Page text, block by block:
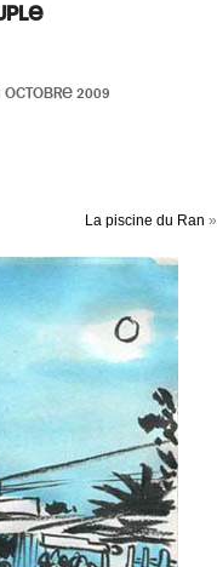
OCTOBRE 2009
La piscine du Ran »